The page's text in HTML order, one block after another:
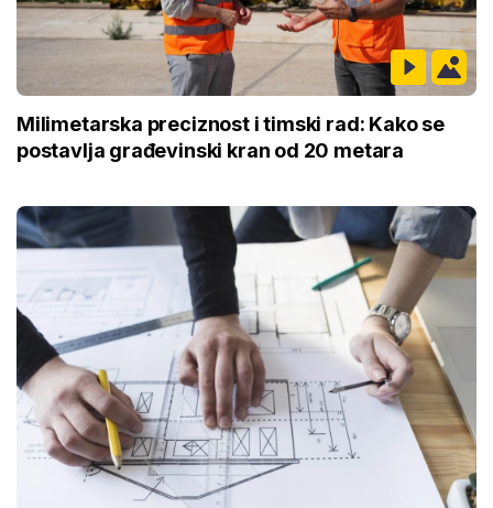
Milimetarska preciznost i timski rad: Kako se
postavlja građevinski kran od 20 metara